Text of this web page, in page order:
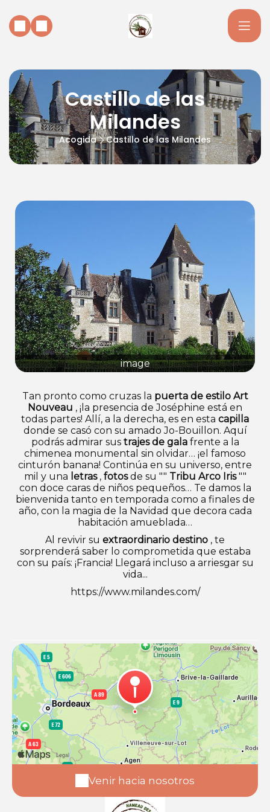
Castillo de las
Milandes
Acogida Castillo de las Milandes
image
Tan pronto como cruzas la puerta de estilo Art
Nouveau , ¡la presencia de Joséphine está en
todas partes! Allí, a la derecha, es en esta capilla
donde se casó con su amado Jo-Bouillon. Aquí
podrás admirar sus trajes de galafrente a la
chimenea monumental sin olvidar… ¡el famoso
cinturón banana! Continúa en su universo, entre
mil y una letras, fotosde su "" Tribu Arco Iris""
con doce caras de niños pequeños… Te damos la
bienvenida tanto en temporada como a finales de
año, con la magia de la Navidad que decora cada
habitación amueblada…
Al revivir su extraordinario destino , te
sorprenderá saber lo comprometida que estaba
con su país: ¡Francia! Llegará incluso a arriesgar su
vida...
https://www.milandes.com/
Venir hacia nosotros